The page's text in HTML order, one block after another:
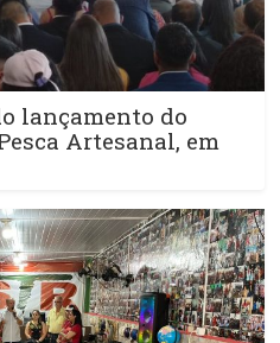
lançamento do
Artesanal, em